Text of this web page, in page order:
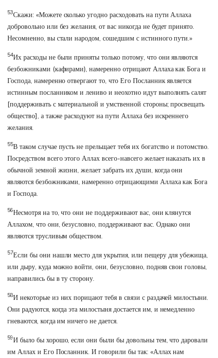
53Скажи: «Можете сколько угодно расходовать на пути Аллаха
добровольно или без желания, от вас никогда не будет принято.
Несомненно, вы стали народом, сошедшим с истинного пути.»
54Их расходы не были приняты только потому, что они являются
безбожниками (кафирами), намеренно отрицают Аллаха как Бога и
Господа, намеренно отвергают то, что Его Посланник является
истинным посланником и лениво и неохотно идут выполнять салят
[поддерживать с материальной и умственной стороны; просвещать
общество], а также расходуют на пути Аллаха без искреннего
желания.
55В таком случае пусть не прельщает тебя их богатство и потомство.
Посредством всего этого Аллах всего-навсего желает наказать их в
обычной земной жизни, желает забрать их души, когда они
являются безбожниками, намеренно отрицающими Аллаха как Бога
и Господа.
56Несмотря на то, что они не поддерживают вас, они клянутся
Аллахом, что они, безусловно, поддерживают вас. Однако они
являются трусливым обществом.
57Если бы они нашли место для укрытия, или пещеру для убежища,
или дыру, куда можно войти, они, безусловно, подняв свои головы,
направились бы в ту сторону.
58И некоторые из них порицают тебя в связи с раздачей милостыни.
Они радуются, когда эта милостыня достается им, и немедленно
гневаются, когда им ничего не дается.
59И было бы хорошо, если они были бы довольны тем, что даровали
им Аллах и Его Посланник. И говорили бы так: «Аллах нам